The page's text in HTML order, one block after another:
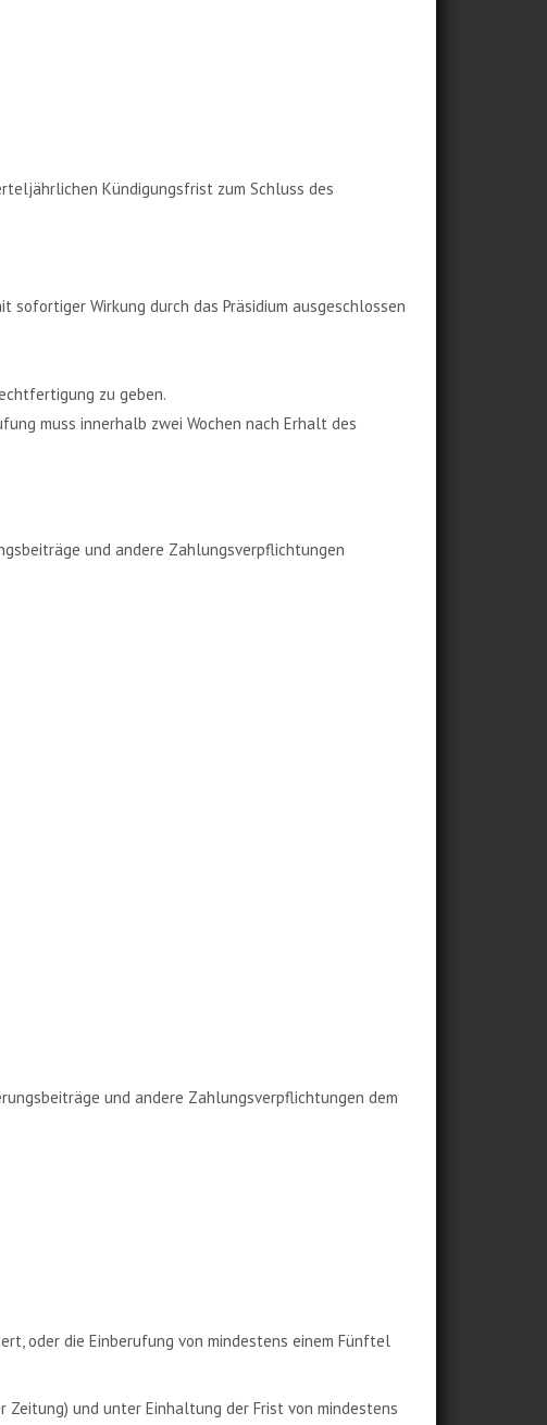
Kündigungsfrist zum Schluss des
sofortiger Wirkung durch das Präsidium ausgeschlossen
zu geben.
muss innerhalb zwei Wochen nach Erhalt des
und andere Zahlungsverpflichtungen
und andere Zahlungsverpflichtungen dem
oder die Einberufung von mindestens einem Fünftel
Zeitung) und unter Einhaltung der Frist von mindestens